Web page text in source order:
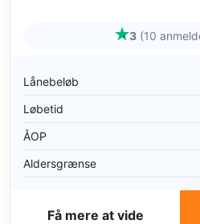
3 (10
Lånebeløb
Løbetid
ÅOP
Aldersgrænse
Få mere at vide